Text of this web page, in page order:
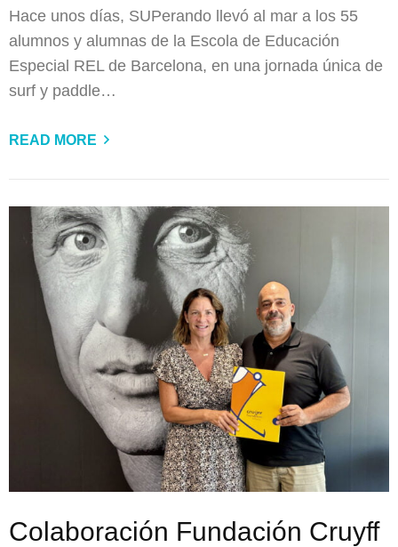
Hace unos días, SUPerando llevó al mar a los 55
alumnos y alumnas de la Escola de Educación
Especial REL de Barcelona, en una jornada única de
surf y paddle…
READ MORE
Colaboración Fundación Cruyff